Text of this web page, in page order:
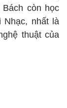
còn học
Nhạc, nhất là
thuật của